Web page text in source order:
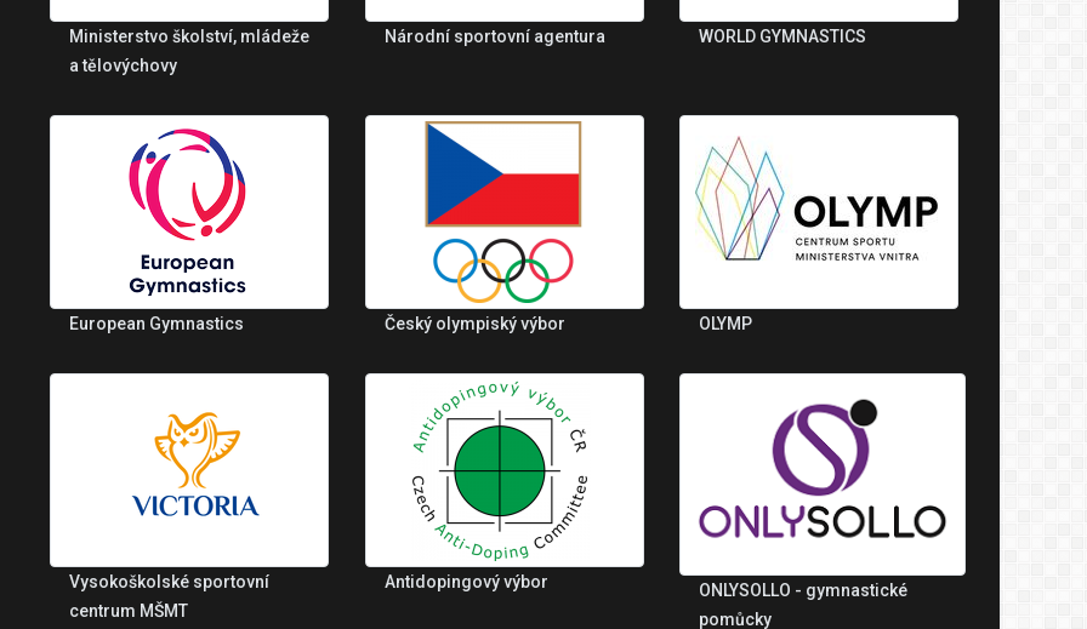
Ministerstvo školství, mládeže
a tělovýchovy
Národní sportovní agentura WORLD GYMNASTICS
European Gymnastics Český olympiský výbor OLYMP
Vysokoškolské sportovní
centrum MŠMT
Antidopingový výbor
ONLYSOLLO - gymnastické
pomůcky